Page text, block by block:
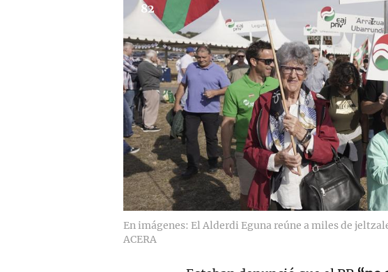
82
En imágenes: El Alderdi Eguna reúne a miles de
ACERA